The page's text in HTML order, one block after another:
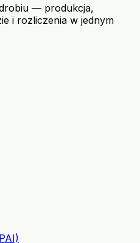
— produkcja,
i rozliczenia w jednym